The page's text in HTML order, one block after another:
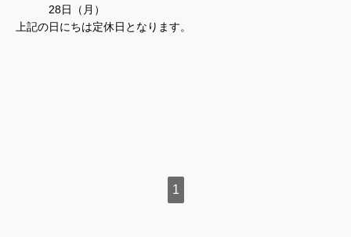
28日（月）
上記の日にちは定休日となります。
1